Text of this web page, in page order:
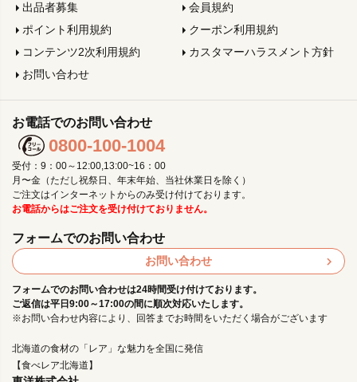
出品者募集
会員規約
ポイント利用規約
クーポン利用規約
コンテンツ2次利用規約
カスタマーハラスメント方針
お問い合わせ
北海道の食材の「レア」な魅力を全国に発信
【食べレア北海道】
お電話でのお問い合わせ
0800-100-1004
受付：9：00～12:00,13:00~16：00
月〜金（ただし祝祭日、年末年始、当社休業日を除く）
ご注文はインターネットからのみ受け付けております。
お電話からはご注文を受け付けておりません。
フォームでのお問い合わせ
お問い合わせ
フォームでのお問い合わせは24時間受け付けております。
ご返信は平日9:00～17:00の間に順次対応いたします。
※お問い合わせ内容により、回答までお時間をいただく場合がございます